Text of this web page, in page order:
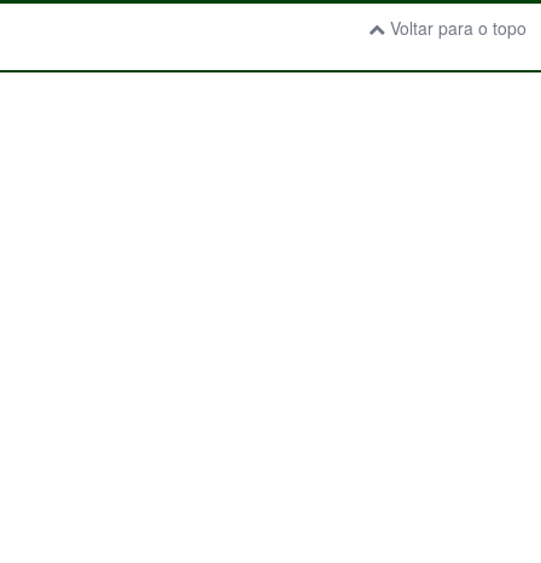
Voltar para o topo